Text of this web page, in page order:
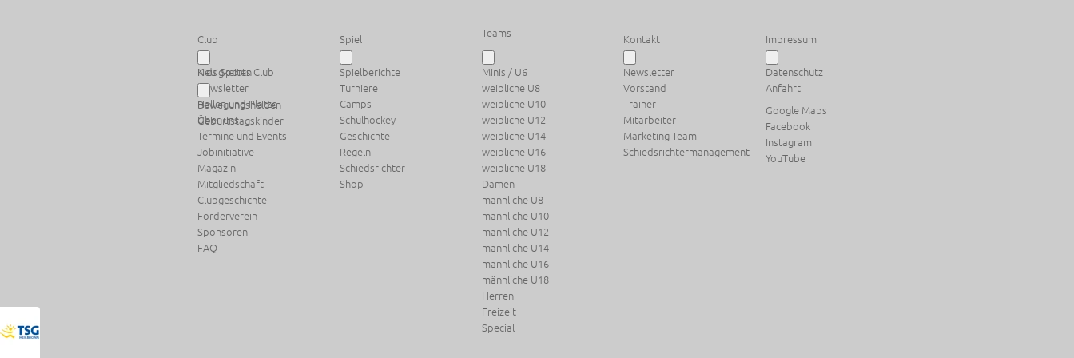
Club
Neuigkeiten
Newsletter
Hallen und Plätze
Über uns
Termine und Events
Jobinitiative
Magazin
Mitgliedschaft
Clubgeschichte
Förderverein
Sponsoren
FAQ
Spiel
Spielberichte
Turniere
Camps
Schulhockey
Geschichte
Regeln
Schiedsrichter
Shop
Teams
Minis / U6
weibliche U8
weibliche U10
weibliche U12
weibliche U14
weibliche U16
weibliche U18
Damen
männliche U8
männliche U10
männliche U12
männliche U14
männliche U16
männliche U18
Herren
Freizeit
Special
Kontakt
Newsletter
Vorstand
Trainer
Mitarbeiter
Marketing-Team
Schiedsrichtermanagement
Impressum
Datenschutz
Anfahrt
Google Maps
Facebook
Instagram
YouTube
Kids Sports Club
Bewegungshelden
Geburtstagskinder